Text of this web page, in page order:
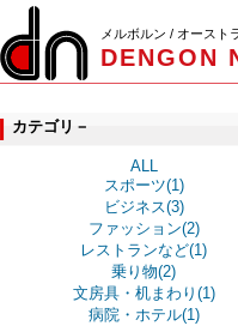
メルボルン / オースト
DENGON
カテゴリ－
ALL
スポーツ(1)
ビジネス(3)
ファッション(2)
レストランなど(1)
乗り物(2)
文房具・机まわり(1)
病院・ホテル(1)